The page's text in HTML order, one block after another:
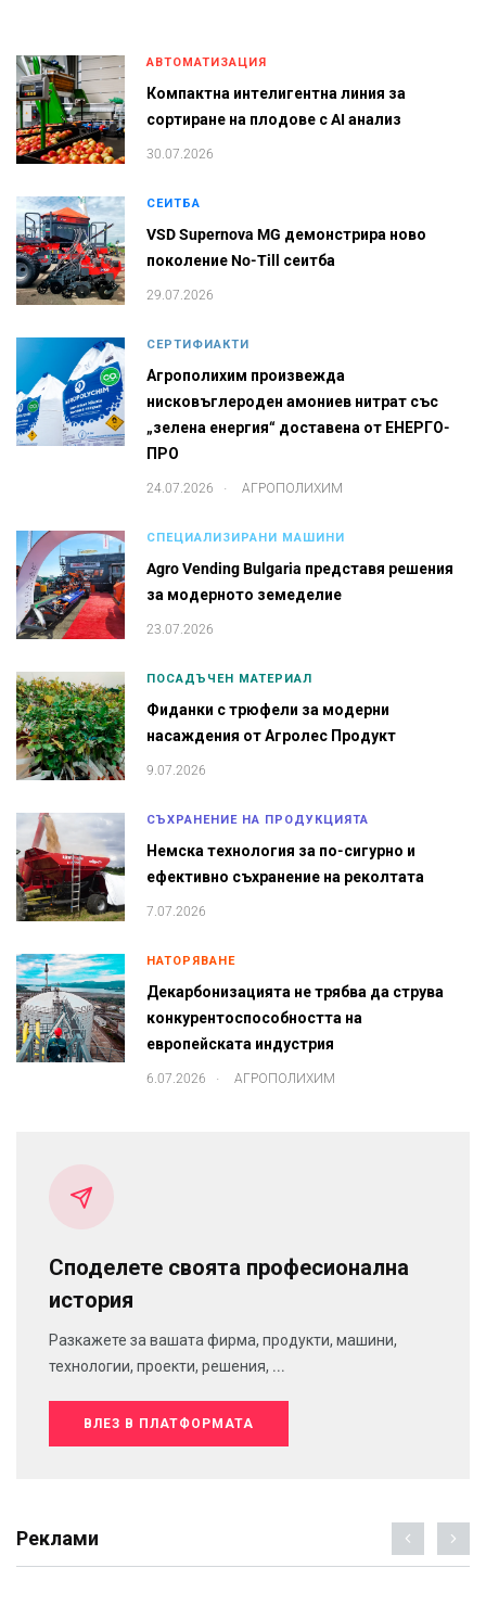
АВТОМАТИЗАЦИЯ
Компактна интелигентна линия за
сортиране на плодове с AI анализ
30.07.2026
СЕИТБА
VSD Supernova MG демонстрира ново
поколение No-Till сеитба
29.07.2026
СЕРТИФИАКТИ
Агрополихим произвежда
нисковъглероден амониев нитрат със
„зелена енергия“ доставена от ЕНЕРГО-
ПРО
24.07.2026 АГРОПОЛИХИМ
СПЕЦИАЛИЗИРАНИ МАШИНИ
Agro Vending Bulgaria представя решения
за модерното земеделие
23.07.2026
ПОСАДЪЧЕН МАТЕРИАЛ
Фиданки с трюфели за модерни
насаждения от Агролес Продукт
9.07.2026
СЪХРАНЕНИЕ НА ПРОДУКЦИЯТА
Немска технология за по-сигурно и
ефективно съхранение на реколтата
7.07.2026
НАТОРЯВАНЕ
Декарбонизацията не трябва да струва
конкурентоспособността на
европейската индустрия
6.07.2026 АГРОПОЛИХИМ
Споделете своята професионална
история
Разкажете за вашата фирма, продукти, машини,
технологии, проекти, решения, ...
ВЛЕЗ В ПЛАТФОРМАТА
Реклами